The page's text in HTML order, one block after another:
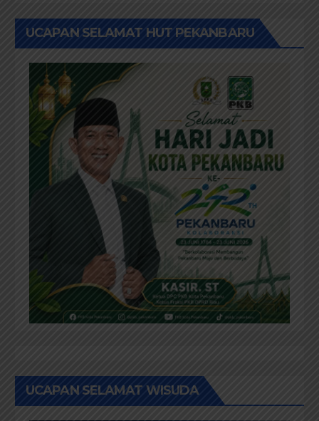
UCAPAN SELAMAT HUT PEKANBARU
UCAPAN SELAMAT WISUDA